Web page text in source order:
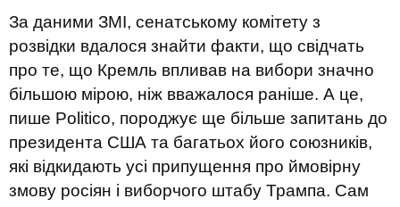
За даними ЗМІ, сенатському комітету з
розвідки вдалося знайти факти, що свідчать
про те, що Кремль впливав на вибори значно
більшою мірою, ніж вважалося раніше. А це,
пише Politico, породжує ще більше запитань до
президента США та багатьох його союзників,
які відкидають усі припущення про ймовірну
змову росіян і виборчого штабу Трампа. Сам